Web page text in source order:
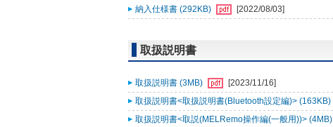
納入仕様書 (292KB) [2022/08/03]
取扱説明書
取扱説明書 (3MB)
[2023/11/16]
取扱説明書<取扱説明書(Bluetooth設定編)> (163KB)
取扱説明書<取説(MELRemo操作編(一般用))> (4MB)